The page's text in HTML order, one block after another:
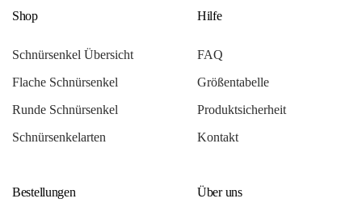
Shop
Schnürsenkel Übersicht
Flache Schnürsenkel
Runde Schnürsenkel
Schnürsenkelarten
Hilfe
FAQ
Größentabelle
Produktsicherheit
Kontakt
Bestellungen Über uns